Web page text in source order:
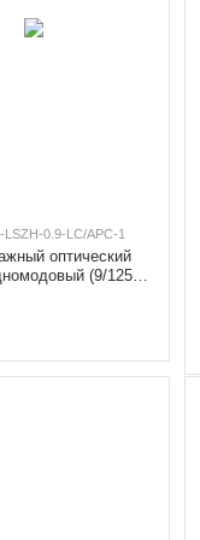
LSZH-0.9-LC/APC-1
оптический
(9/125